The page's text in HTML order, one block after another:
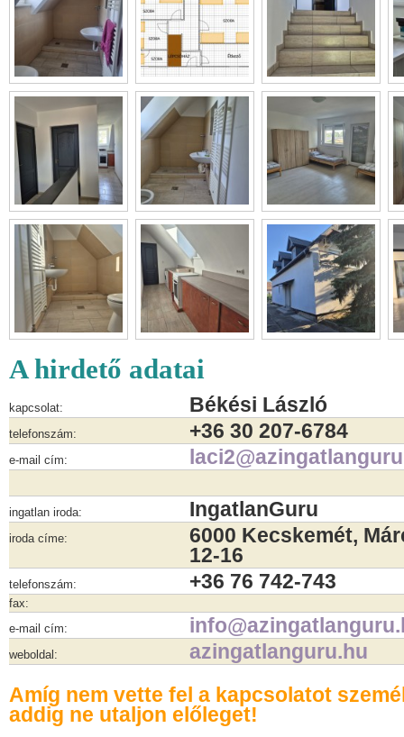
A hirdető adatai
kapcsolat: Békési László
telefonszám: +36 30 207-6784
e-mail cím:
ingatlan iroda: IngatlanGuru
iroda címe:
6000 Kecskemét,
12-16
telefonszám: +36 76 742-743
fax:
e-mail cím:
weboldal:
azingatlanguru.hu
Amíg nem vette fel a kapcsolatot
addig ne utaljon előleget!